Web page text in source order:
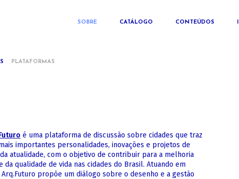
SOBRE CATÁLOGO CONTEÚDOS
PLATAFORMAS
é uma plataforma de discussão sobre cidades que traz
importantes personalidades, inovações e projetos de
atualidade, com o objetivo de contribuir para a melhoria
qualidade de vida nas cidades do Brasil. Atuando em
propõe um diálogo sobre o desenho e a gestão